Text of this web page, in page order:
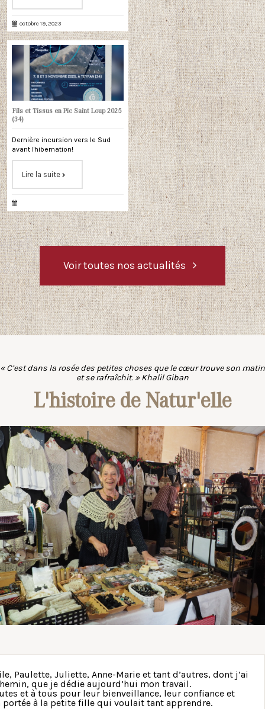
octobre 19, 2023
Fils et Tissus en Pic Saint Loup 2025
(34)
Dernière incursion vers le Sud
avant l'hibernation!
Lire la suite
Voir toutes nos actualités
« C’est dans la rosée des petites choses que le cœur trouve son matin
et se rafraîchit. » Khalil Giban
L'histoire de Natur'elle
Paulette, Juliette, Anne-Marie et tant d’autres, dont j’ai
que je dédie aujourd’hui mon travail.
et à tous pour leur bienveillance, leur confiance et
portée à la petite fille qui voulait tant apprendre.